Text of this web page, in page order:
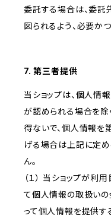
委託する場合は、委
図られるよう、必要か
7. 第三者提供
当ショップは、個人情
が認められる場合を除
得ないで、個人情報を
げる場合は上記に定
ん。
（１） 当ショップが
て個人情報の取扱い
って個人情報を提供す